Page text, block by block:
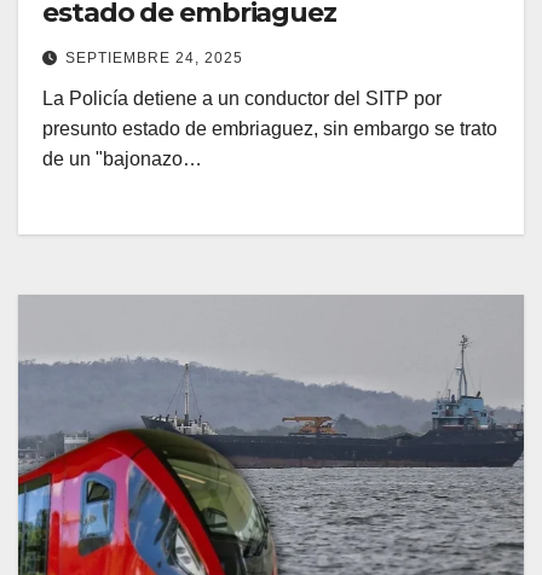
estado de embriaguez
SEPTIEMBRE 24, 2025
La Policía detiene a un conductor del SITP por
presunto estado de embriaguez, sin embargo se trato
de un "bajonazo…